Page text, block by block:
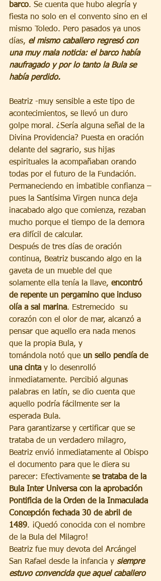
barco. Se cuenta que hubo alegría y
fiesta no solo en el convento sino en el
mismo Toledo. Pero pasados ya unos
días, el mismo caballero regresó con
una muy mala noticia: el barco había
naufragado y por lo tanto la Bula se
había perdido.
Beatriz -muy sensible a este tipo de
acontecimientos, se llevó un duro
golpe moral. ¿Sería alguna señal de la
Divina Providencia? Puesta en oración
delante del sagrario, sus hijas
espirituales la acompañaban orando
todas por el futuro de la Fundación.
Permaneciendo en imbatible confianza –
pues la Santísima Virgen nunca deja
inacabado algo que comienza, rezaban
mucho porque el tiempo de la demora
era difícil de calcular.
Después de tres días de oración
continua, Beatriz buscando algo en la
gaveta de un mueble del que
solamente ella tenía la llave, encontró
de repente un pergamino que incluso
olía a sal marina. Estremecido  su
corazón con el olor de mar, alcanzó a
pensar que aquello era nada menos
que la propia Bula, y
tomándola notó que un sello pendía de
una cinta y lo desenrolló
inmediatamente. Percibió algunas
palabras en latín, se dio cuenta que
aquello podría fácilmente ser la
esperada Bula.
Para garantizarse y certificar que se
trataba de un verdadero milagro,
Beatriz envió inmediatamente al Obispo
el documento para que le diera su
parecer: Efectivamente se trataba de la
Bula Inter Universa con la aprobación
Pontificia de la Orden de la Inmaculada
Concepción fechada 30 de abril de
1489. ¡Quedó conocida con el nombre
de la Bula del Milagro!
Beatriz fue muy devota del Arcángel
San Rafael desde la infancia y siempre
estuvo convencida que aquel caballero